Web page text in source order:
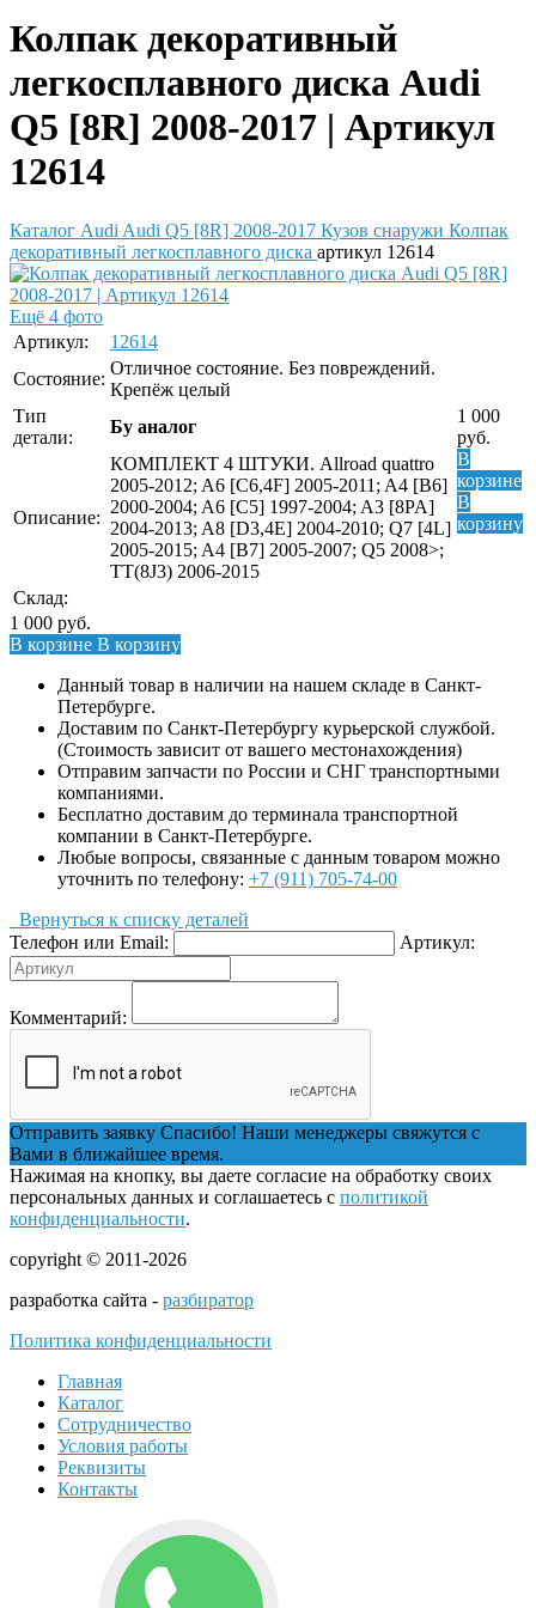
Колпак декоративный
легкосплавного диска Audi
Q5 [8R] 2008-2017 | Артикул
12614
Каталог Audi Audi Q5 [8R] 2008-2017 Кузов снаружи Колпак
декоративный легкосплавного диска артикул 12614
Ещё 4 фото
Артикул:
12614
1 000
руб.
В
корзине
В
корзину
Состояние:
Отличное состояние. Без повреждений.
Крепёж целый
Тип
детали:
Бу аналог
Описание:
КОМПЛЕКТ 4 ШТУКИ. Allroad quattro
2005-2012; A6 [C6,4F] 2005-2011; A4 [B6]
2000-2004; A6 [C5] 1997-2004; A3 [8PA]
2004-2013; A8 [D3,4E] 2004-2010; Q7 [4L]
2005-2015; A4 [B7] 2005-2007; Q5 2008>;
TT(8J3) 2006-2015
Склад:
1 000 руб.
В корзине В корзину
Данный товар в наличии на нашем складе в Санкт-
Петербурге.
Доставим по Санкт-Петербургу курьерской службой.
(Стоимость зависит от вашего местонахождения)
Отправим запчасти по России и СНГ транспортными
компаниями.
Бесплатно доставим до терминала транспортной
компании в Санкт-Петербурге.
Любые вопросы, связанные с данным товаром можно
уточнить по телефону: +7 (911) 705-74-00
Вернуться к списку деталей
Телефон или Email:
Артикул:
Комментарий:
Отправить заявку Спасибо! Наши менеджеры свяжутся с
Вами в ближайшее время.
Нажимая на кнопку, вы даете согласие на обработку своих
персональных данных и соглашаетесь с политикой
конфиденциальности.
copyright © 2011-2026
разработка сайта - разбиратор
Политика конфиденциальности
Главная
Каталог
Сотрудничество
Условия работы
Реквизиты
Контакты